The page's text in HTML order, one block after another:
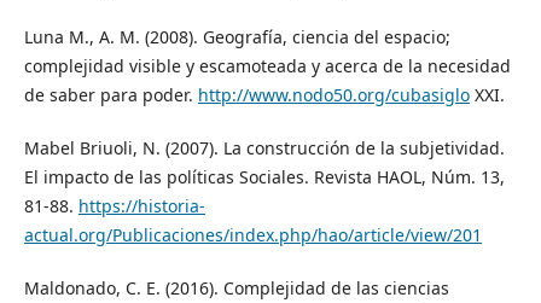
Luna M., A. M. (2008). Geografía, ciencia del espacio;
complejidad visible y escamoteada y acerca de la necesidad
de saber para poder. http://www.nodo50.org/cubasigloXXI.
Mabel Briuoli, N. (2007). La construcción de la subjetividad.
El impacto de las políticas Sociales. Revista HAOL, Núm. 13,
81-88. https://historia-
actual.org/Publicaciones/index.php/hao/article/view/201
Maldonado, C. E. (2016). Complejidad de las ciencias